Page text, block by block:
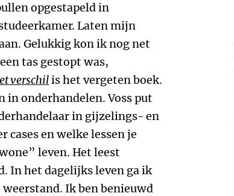
opgestapeld in
Laten mijn
Gelukkig kon ik nog net
tas gestopt was,
verschilis het vergeten boek.
in onderhandelen. Voss put
in gijzelings- en
en welke lessen je
leven. Het leest
In het dagelijks leven ga ik
Ik ben benieuwd